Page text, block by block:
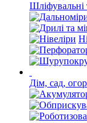
Шліфувальні
Дім, сад,